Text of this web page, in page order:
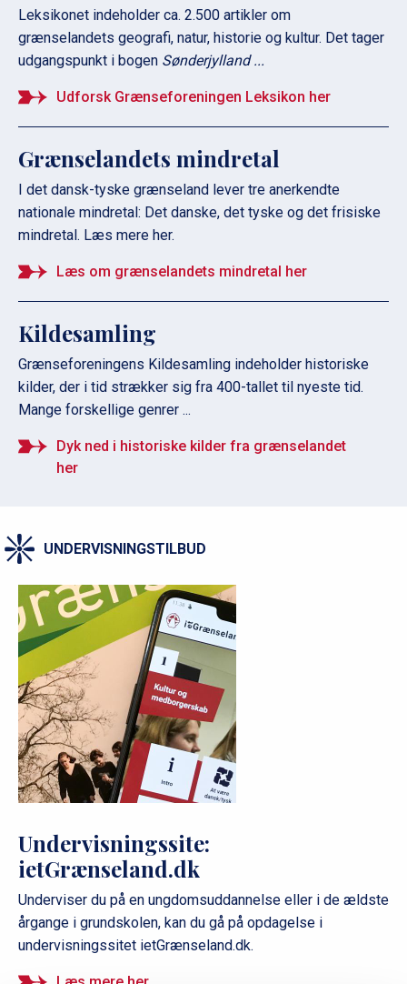
Leksikonet indeholder ca. 2.500 artikler om
grænselandets geografi, natur, historie og kultur. Det tager
udgangspunkt i bogen Sønderjylland ...
Udforsk Grænseforeningen Leksikon her
Grænselandets mindretal
I det dansk-tyske grænseland lever tre anerkendte
nationale mindretal: Det danske, det tyske og det frisiske
mindretal. Læs mere her.
Læs om grænselandets mindretal her
Kildesamling
Grænseforeningens Kildesamling indeholder historiske
kilder, der i tid strækker sig fra 400-tallet til nyeste tid.
Mange forskellige genrer ...
Dyk ned i historiske kilder fra grænselandet
her
UNDERVISNINGSTILBUD
Undervisningssite:
ietGrænseland.dk
Underviser du på en ungdomsuddannelse eller i de ældste
årgange i grundskolen, kan du gå på opdagelse i
undervisningssitet ietGrænseland.dk.